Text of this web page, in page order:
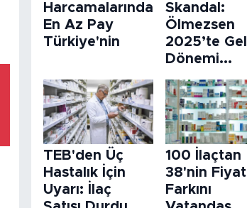
Harcamalarında
En Az Pay
Türkiye'nin
Skandal:
Ölmezsen
2025’te Gel
Dönemi...
TEB'den Üç
Hastalık İçin
Uyarı: İlaç
100 İlaçtan
38'nin Fiyat
Farkını